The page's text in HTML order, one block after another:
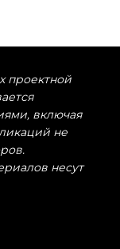
проектной
включая
не
несут